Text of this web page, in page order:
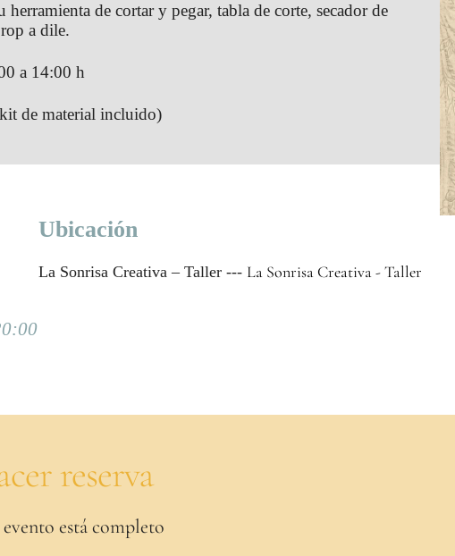
herramienta de cortar y pegar, tabla de corte, secador de
a dile.
a 14:00 h
de material incluido)
Ubicación
La Sonrisa Creativa – Taller --- La Sonrisa Creativa - Taller
reserva
evento está completo